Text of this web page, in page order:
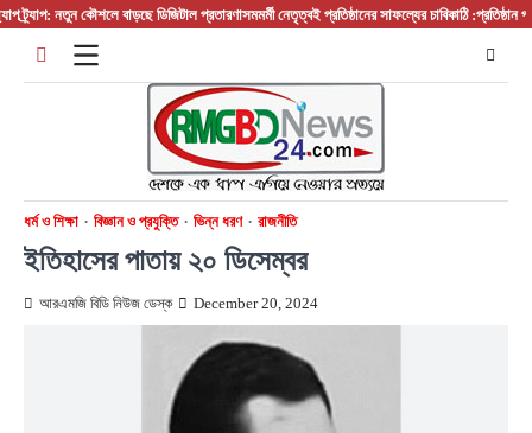
Skipনতুন কৌশলে বাড়ছে ডিজিটাল প্রতারণাসমমর্মী নেতৃত্বই প্রতিষ্ঠানের সাফল্যের চাবিকাঠি :প্রতিষ্ঠান প্রধান/
ধর্ম ও শিক্ষা বিজ্ঞান ও প্রযুক্তি ভিন্ন ধরণ রাজনীতি
ইতিহাসের পাতায় ২০ ডিসেম্বর
আরএমজি বিডি নিউজ ডেস্ক December 20, 2024